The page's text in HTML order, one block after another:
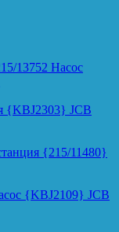
Насос
{KBJ2303} JCB
{215/11480}
{KBJ2109} JCB